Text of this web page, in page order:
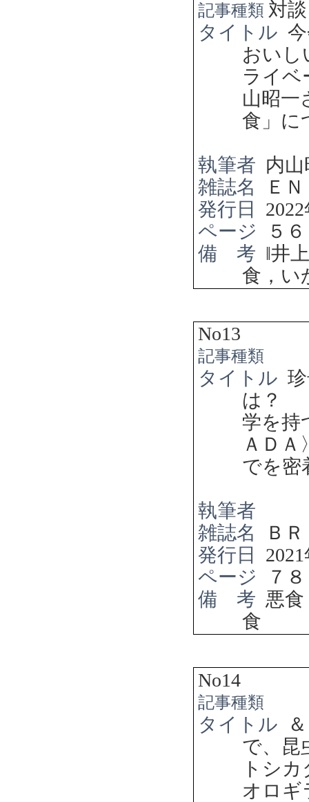
記事種類 対談
タイトル
おい
ライベ
山昭一
食」に
執筆者 内
雑誌名
Ｅ
発行日
2022
ページ
５
備 考 ‖井
食，い
No13
記事種類
タイトル
は？
学を持
ＡＤ
でを密
執筆者
雑誌名
Ｂ
発行日
2021
ページ
７
備 考 悪
食
No14
記事種類
タイトル
で、
トシ
オロギ